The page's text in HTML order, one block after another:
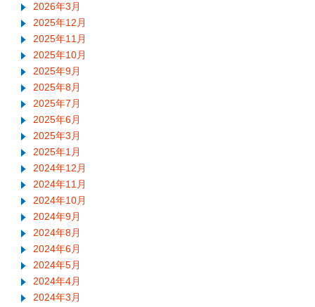
2026年3月
2025年12月
2025年11月
2025年10月
2025年9月
2025年8月
2025年7月
2025年6月
2025年3月
2025年1月
2024年12月
2024年11月
2024年10月
2024年9月
2024年8月
2024年6月
2024年5月
2024年4月
2024年3月